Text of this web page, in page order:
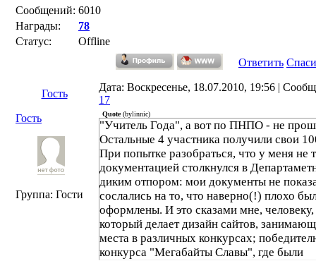
Сообщений: 6010
Награды:
78
Статус:
Offline
Ответить
Гость
Дата: Воскресенье, 18.07.2010, 19:56 |
17
Гость
Группа: Гости
Quote(bylinnic)
"Учитель Года", а вот по ПНПО - не
Остальные 4 участника получили свои
При попытке разобраться, что у меня не
документацией столкнулся в
диким отпором: мои документы не
сослались на то, что наверно(!) плохо
оформлены. И это сказами мне, человеку,
который делает дизайн сайтов,
места в различных конкурсах;
конкурса "Мегабайты Славы", где были